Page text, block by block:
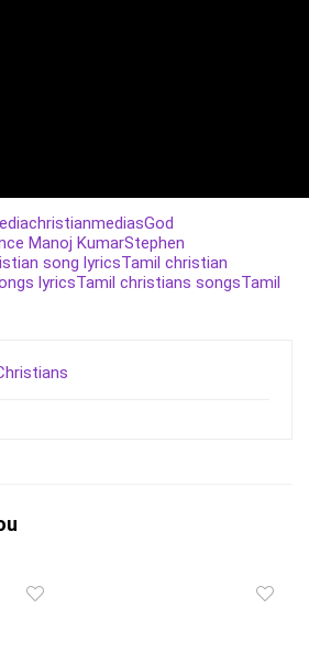
christianmediasGod
Manoj KumarStephen
song lyricsTamil christian
lyricsTamil christians songsTamil